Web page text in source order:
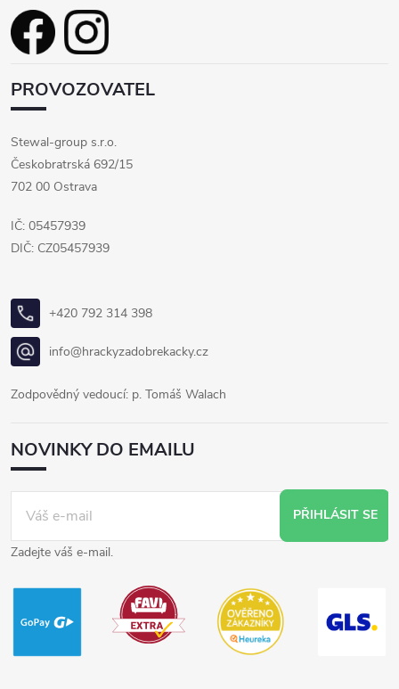
PROVOZOVATEL
Stewal-group s.r.o.
Českobratrská 692/15
702 00 Ostrava
IČ: 05457939
DIČ: CZ05457939
+420 792 314 398
info@hrackyzadobrekacky.cz
Zodpovědný vedoucí: p. Tomáš Walach
NOVINKY DO EMAILU
PŘIHLÁSIT SE
Zadejte váš e-mail.